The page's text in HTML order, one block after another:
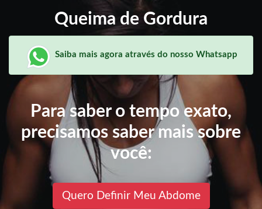
Queima de Gordura
Saiba mais agora através do nosso Whatsapp
Para saber o tempo exato,
precisamos saber mais sobre
você:
Quero Definir Meu Abdome